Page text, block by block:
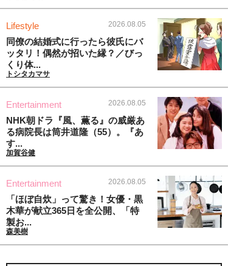
Lifestyle 2026.08.05
同僚の結婚式に行ったら彼氏にバ
ッタリ！偶然が招いた縁？／びっ
くり体...
トシタカマサ
Entertainment 2026.08.05
NHK朝ドラ『風、薫る』の威厳あ
る病院長は筒井道隆（55）。『あ
す...
加賀谷健
Entertainment 2026.08.05
「ほぼ自炊」って驚き！女優・黒
木華が献立365日を全公開、「特
製お...
森美樹